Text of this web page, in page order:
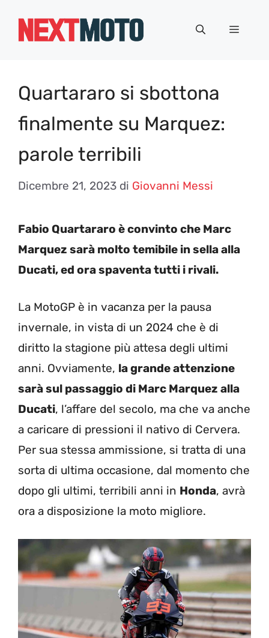
Menu
Quartararo si sbottona
finalmente su Marquez:
parole terribili
Dicembre 21, 2023 di Giovanni Messi
Fabio Quartararo è convinto che Marc
Marquez sarà molto temibile in sella alla
Ducati, ed ora spaventa tutti i rivali.
La MotoGP è in vacanza per la pausa
invernale, in vista di un 2024 che è di
diritto la stagione più attesa degli ultimi
anni. Ovviamente, la grande attenzione
sarà sul passaggio di Marc Marquez alla
Ducati, l’affare del secolo, ma che va anche
a caricare di pressioni il nativo di Cervera.
Per sua stessa ammissione, si tratta di una
sorta di ultima occasione, dal momento che
dopo gli ultimi, terribili anni in Honda, avrà
ora a disposizione la moto migliore.